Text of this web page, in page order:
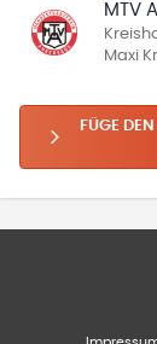
MTV
Maxi
FÜGE